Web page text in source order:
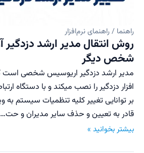
راهنما / راهنمای نرم‌افزار
روش انتقال مدیر ارشد
شخص دیگر
مدیر ارشد دزدگیر اریوسیس شخصی است که
افزار دزدگیر را نصب میکند و با دستگاه
بر توانایی تغییر کلیه تنظمیات سیستم به
قادر به تعیین و حذف سایر مدیران و حت…
بیشتر بخوانید »